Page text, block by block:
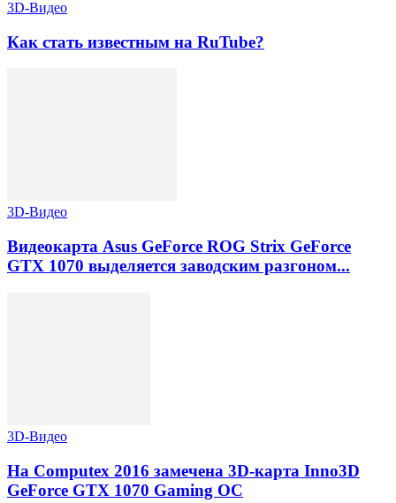
3D-Видео
Как стать известным на RuTube?
3D-Видео
Видеокарта Asus GeForce ROG Strix GeForce
GTX 1070 выделяется заводским разгоном...
3D-Видео
На Computex 2016 замечена 3D-карта Inno3D
GeForce GTX 1070 Gaming OC